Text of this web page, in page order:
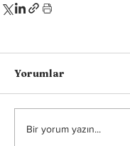
Yorumlar
Bir yorum yazın...